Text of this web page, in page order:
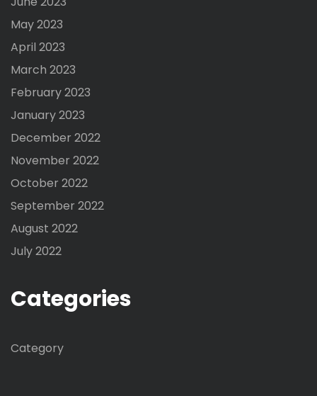
May 2023
April 2023
March 2023
February 2023
January 2023
December 2022
November 2022
October 2022
September 2022
August 2022
July 2022
Categories
Category